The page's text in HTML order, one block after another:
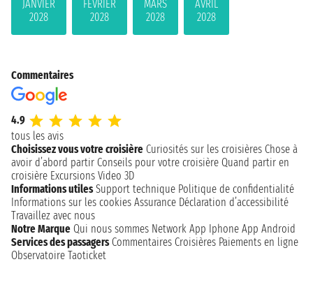
JANVIER
2028
FÉVRIER
2028
MARS
2028
AVRIL
2028
Commentaires
4.9
tous les avis
Choisissez vous votre croisière Curiosités sur les croisières Chose à
avoir d’abord partir Conseils pour votre croisière Quand partir en
croisière Excursions Video 3D
Informations utiles Support technique Politique de confidentialité
Informations sur les cookies Assurance Déclaration d’accessibilité
Travaillez avec nous
Notre Marque Qui nous sommes Network App Iphone App Android
Services des passagers Commentaires Croisières Paiements en ligne
Observatoire Taoticket